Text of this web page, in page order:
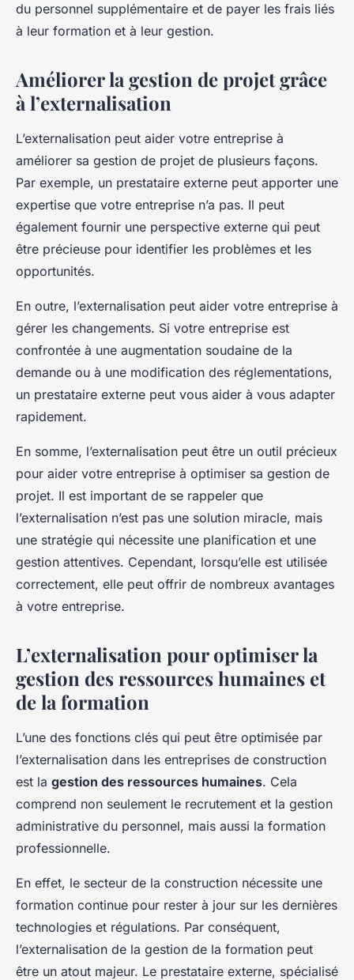
du personnel supplémentaire et de payer les frais liés
à leur formation et à leur gestion.
Améliorer la gestion de projet grâce
à l’externalisation
L’externalisation peut aider votre entreprise à
améliorer sa gestion de projet de plusieurs façons.
Par exemple, un prestataire externe peut apporter une
expertise que votre entreprise n’a pas. Il peut
également fournir une perspective externe qui peut
être précieuse pour identifier les problèmes et les
opportunités.
En outre, l’externalisation peut aider votre entreprise à
gérer les changements. Si votre entreprise est
confrontée à une augmentation soudaine de la
demande ou à une modification des réglementations,
un prestataire externe peut vous aider à vous adapter
rapidement.
En somme, l’externalisation peut être un outil précieux
pour aider votre entreprise à optimiser sa gestion de
projet. Il est important de se rappeler que
l’externalisation n’est pas une solution miracle, mais
une stratégie qui nécessite une planification et une
gestion attentives. Cependant, lorsqu’elle est utilisée
correctement, elle peut offrir de nombreux avantages
à votre entreprise.
L’externalisation pour optimiser la
gestion des ressources humaines et
de la formation
L’une des fonctions clés qui peut être optimisée par
l’externalisation dans les entreprises de construction
est la gestion des ressources humaines. Cela
comprend non seulement le recrutement et la gestion
administrative du personnel, mais aussi la formation
professionnelle.
En effet, le secteur de la construction nécessite une
formation continue pour rester à jour sur les dernières
technologies et régulations. Par conséquent,
l’externalisation de la gestion de la formation peut
être un atout majeur. Le prestataire externe, spécialisé